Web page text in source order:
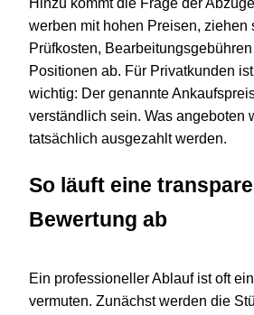
Hinzu kommt die Frage der
werben mit hohen Preisen, ziehen
Prüfkosten,
Positionen ab. Für Privatkunden
wichtig: Der genannte
verständlich sein. Was angeboten
tatsächlich ausgezahlt werden.
So läuft eine
Bewertung ab
Ein professioneller Ablauf ist oft
vermuten. Zunächst werden die